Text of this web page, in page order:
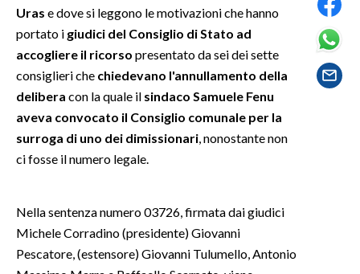
SALUTE
SARDEGNA TURISMO
SARDI NEL MONDO
NOTIZIE
EVENTI
INSULARITÀ
Uras e dove si leggono le motivazioni che hanno
portato i giudici del Consiglio di Stato ad
accogliere il ricorso presentato da sei dei sette
consiglieri che chiedevano l'annullamento della
delibera con la quale il sindaco Samuele Fenu
aveva convocato il Consiglio comunale per la
surroga di uno dei dimissionari , nonostante non
ci fosse il numero legale.
Nella sentenza numero 03726, firmata dai giudici
Michele Corradino (presidente) Giovanni
Pescatore, (estensore) Giovanni Tulumello, Antonio